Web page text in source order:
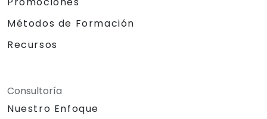
Métodos de Formación
Recursos
Consultoría
Nuestro Enfoque